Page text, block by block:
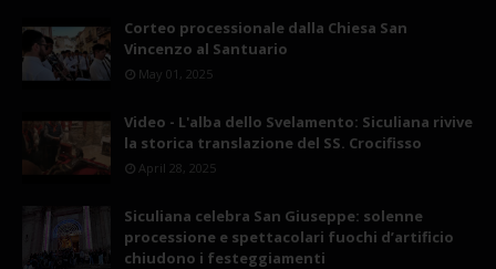
Corteo processionale dalla Chiesa San
Vincenzo al Santuario
May 01, 2025
Video - L'alba dello Svelamento: Siculiana rivive
la storica translazione del SS. Crocifisso
April 28, 2025
Siculiana celebra San Giuseppe: solenne
processione e spettacolari fuochi d’artificio
chiudono i festeggiamenti